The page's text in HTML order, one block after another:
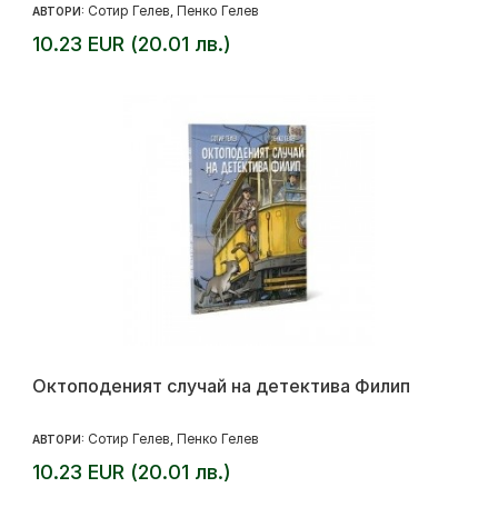
АВТОРИ: Сотир Гелев Пенко Гелев
10.23 EUR (20.01 лв.)
Октоподеният случай на детектива Филип
АВТОРИ: Сотир Гелев Пенко Гелев
10.23 EUR (20.01 лв.)